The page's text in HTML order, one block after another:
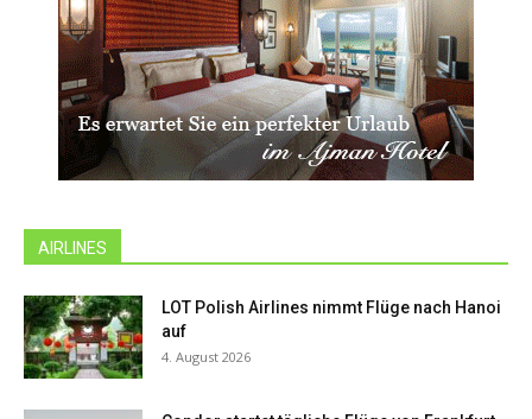
AIRLINES
LOT Polish Airlines nimmt Flüge nach Hanoi
auf
4. August 2026